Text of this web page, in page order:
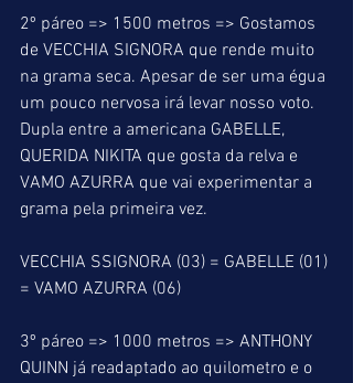
2º páreo => 1500 metros => Gostamos
de VECCHIA SIGNORA que rende muito
na grama seca. Apesar de ser uma égua
um pouco nervosa irá levar nosso voto.
Dupla entre a americana GABELLE,
QUERIDA NIKITA que gosta da relva e
VAMO AZURRA que vai experimentar a
grama pela primeira vez.
VECCHIA SSIGNORA (03) = GABELLE (01)
= VAMO AZURRA (06)
3º páreo => 1000 metros => ANTHONY
QUINN já readaptado ao quilometro e o